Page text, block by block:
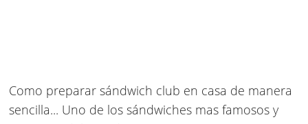
Como preparar sándwich club en casa de manera
sencilla... Uno de los sándwiches mas famosos y